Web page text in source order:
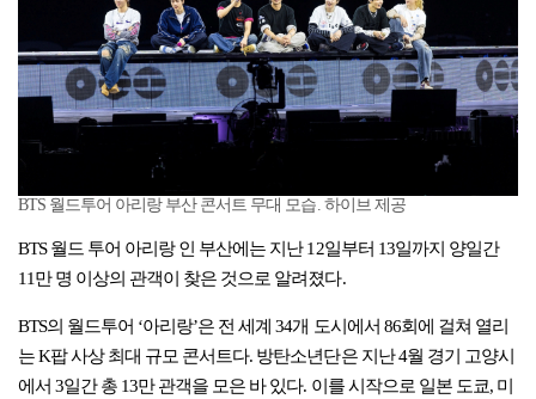
BTS 월드투어 아리랑 부산 콘서트 무대 모습. 하이브 제공
BTS 월드 투어 아리랑 인 부산에는 지난 12일부터 13일까지 양일간
11만 명 이상의 관객이 찾은 것으로 알려졌다.
BTS의 월드투어 ‘아리랑’은 전 세계 34개 도시에서 86회에 걸쳐 열리
는 K팝 사상 최대 규모 콘서트다. 방탄소년단은 지난 4월 경기 고양시
에서 3일간 총 13만 관객을 모은 바 있다. 이를 시작으로 일본 도쿄, 미